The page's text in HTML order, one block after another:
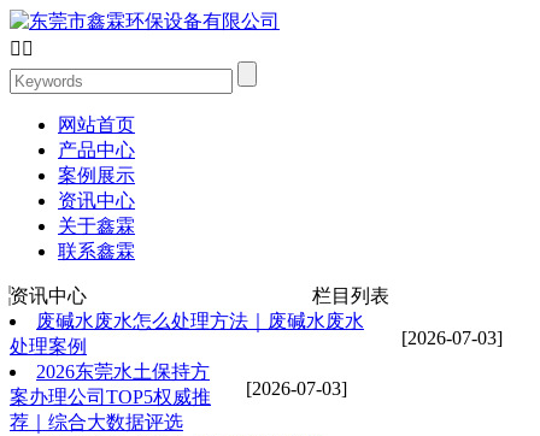
 
网站首页
产品中心
案例展示
资讯中心
关于鑫霖
联系鑫霖
资讯中心 栏目列表
[2026-07-03]
废碱水废水怎么处理方法｜废碱水废水
处理案例
[2026-07-03]
2026东莞水土保持方
案办理公司TOP5权威推
荐｜综合大数据评选